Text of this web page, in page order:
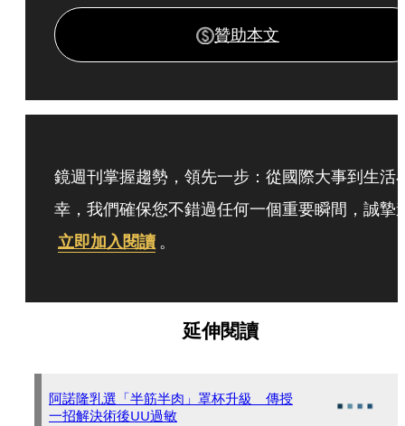
贊助本文
鏡週刊掌握趨勢，領先一步：從國際大事到生活
幸，我們確保您不錯過任何一個重要瞬間，誠摯
立即加入閱讀 。
延伸閱讀
阿諾隆乳選「半筋半肉」罩杯升級 傳授
一招解決術後UU過敏